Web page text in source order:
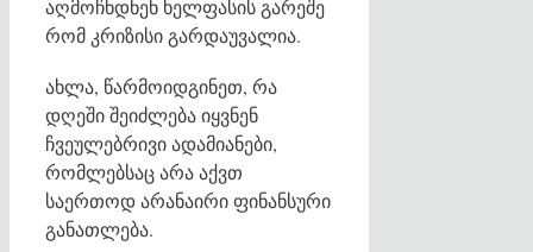
აღმოჩნდნენ ხელფასის გარეშე
რომ კრიზისი გარდაუვალია.
ახლა, წარმოიდგინეთ, რა
დღეში შეიძლება იყვნენ
ჩვეულებრივი ადამიანები,
რომლებსაც არა აქვთ
საერთოდ არანაირი ფინანსური
განათლება.